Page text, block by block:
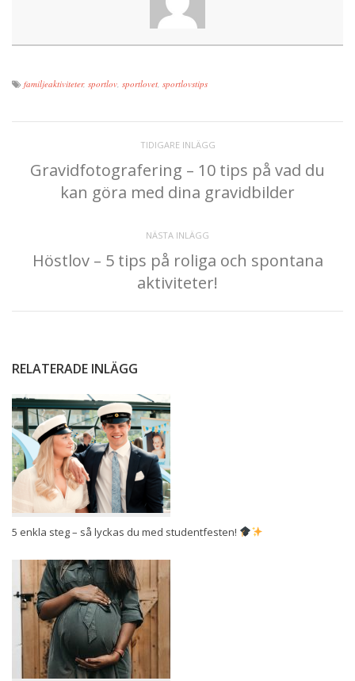
familjeaktiviteter, sportlov sportlovet sportlovstips
TIDIGARE INLÄGG
Gravidfotografering – 10 tips på vad du
kan göra med dina gravidbilder
NÄSTA INLÄGG
Höstlov – 5 tips på roliga och spontana
aktiviteter!
RELATERADE INLÄGG
5 enkla steg – så lyckas du med studentfesten!